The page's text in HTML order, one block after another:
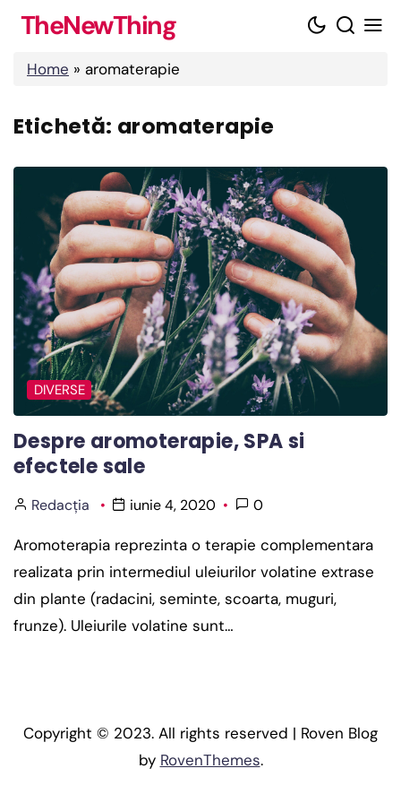
Skip
content
TheNewThing
Home » aromaterapie
Etichetă: aromaterapie
DIVERSE
Despre aromoterapie, SPA si
efectele sale
Redacția iunie 4, 2020 0
Aromoterapia reprezinta o terapie complementara
realizata prin intermediul uleiurilor volatine extrase
din plante (radacini, seminte, scoarta, muguri,
frunze). Uleiurile volatine sunt…
Copyright © 2023. All rights reserved | Roven Blog
by RovenThemes.